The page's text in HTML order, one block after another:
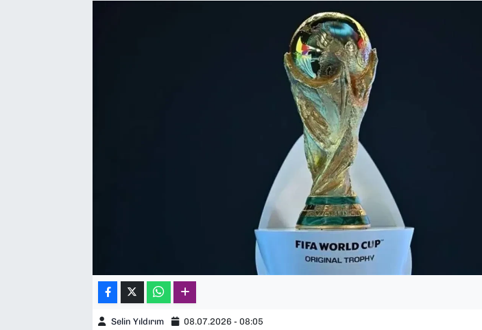
Selin Yıldırım 08.07.2026 - 08:05